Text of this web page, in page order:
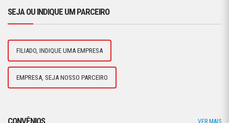
SEJA OU INDIQUE UM PARCEIRO
FILIADO, INDIQUE UMA EMPRESA
EMPRESA, SEJA NOSSO PARCEIRO
CONVÊNIOS VER MAIS